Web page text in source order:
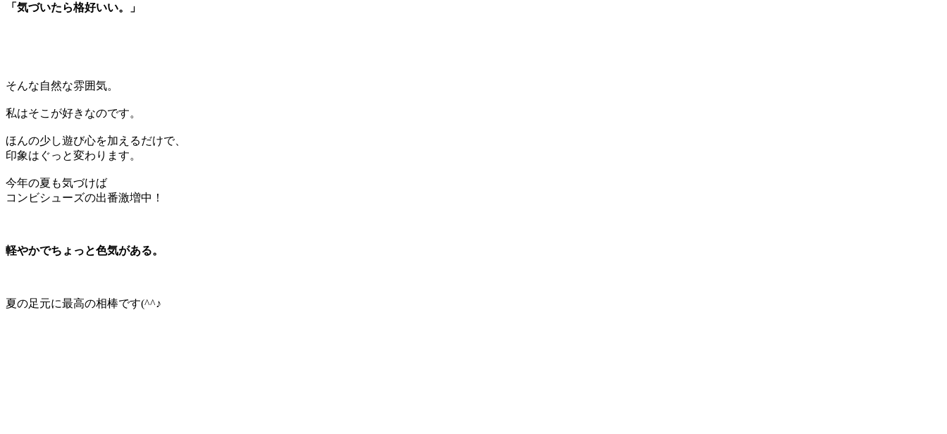
「気づいたら格好いい。」
そんな自然な雰囲気。
私はそこが好きなのです。
ほんの少し遊び心を加えるだけで、
印象はぐっと変わります。
今年の夏も気づけば
コンビシューズの出番激増中！
軽やかでちょっと色気がある。
夏の足元に最高の相棒です(^^♪